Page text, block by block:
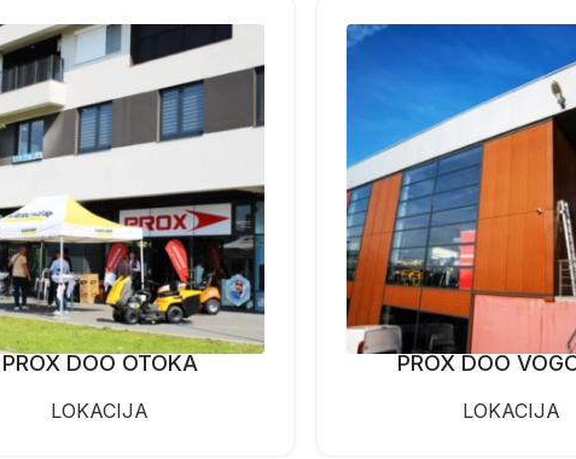
PROX DOO OTOKA
LOKACIJA
PROX DOO
LOKACIJA